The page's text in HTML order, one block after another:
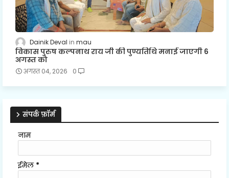
Dainik Deval mau
विकास पुरुष कल्पनाथ राय जी की पुण्यतिथि मनाई जाएगी 6
अगस्त को
अगस्त 04, 2026 0
संपर्क फ़ॉर्म
नाम
ईमेल *